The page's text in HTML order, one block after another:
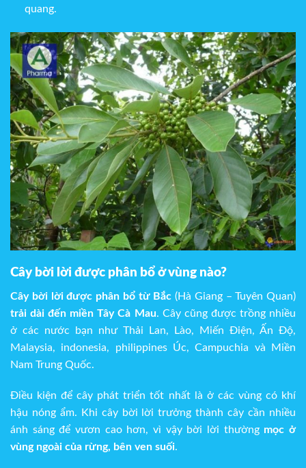
quang.
Cây bời lời được phân bổ ở vùng nào?
Cây bời lời được phân bổ từ Bắc (Hà Giang – Tuyên Quan)
trải dài đến miền Tây Cà Mau. Cây cũng được trồng nhiều
ở các nước bạn như Thải Lan, Lào, Miến Điện, Ấn Độ,
Malaysia, indonesia, philippines Úc, Campuchia và Miền
Nam Trung Quốc.
Điều kiện để cây phát triển tốt nhất là ở các vùng có khí
hậu nóng ẩm. Khi cây bời lời trưởng thành cây cần nhiều
ánh sáng để vươn cao hơn, vì vậy bời lời thường mọc ở
vùng ngoài của rừng, bên ven suối.